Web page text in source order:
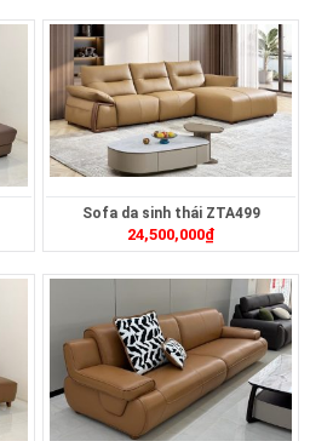
Sofa da sinh thái ZTA499
24,500,000₫